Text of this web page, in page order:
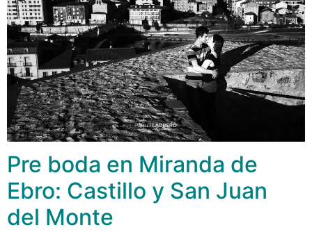
Pre boda en Miranda de
Ebro: Castillo y San Juan
del Monte